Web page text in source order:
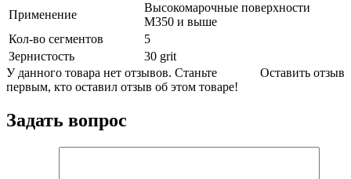
Применение
Высокомарочные поверхности
M350 и выше
Кол-во сегментов
5
Зернистость
30 grit
Оставить отзыв
У данного товара нет отзывов. Станьте
первым, кто оставил отзыв об этом товаре!
Задать вопрос